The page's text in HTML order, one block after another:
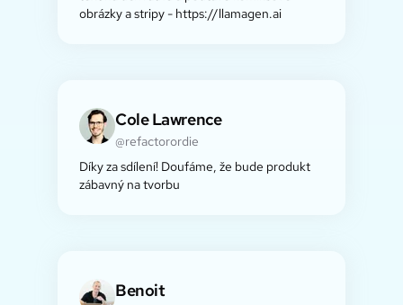
obrázky a stripy - https://llamagen.ai
Cole Lawrence
@refactorordie
Díky za sdílení! Doufáme, že bude produkt
zábavný na tvorbu
Benoit